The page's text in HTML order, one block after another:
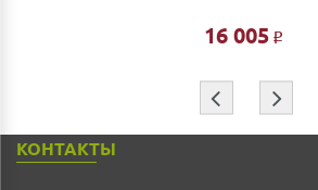
⇦
16 005 Р
⇨
КОНТАКТЫ